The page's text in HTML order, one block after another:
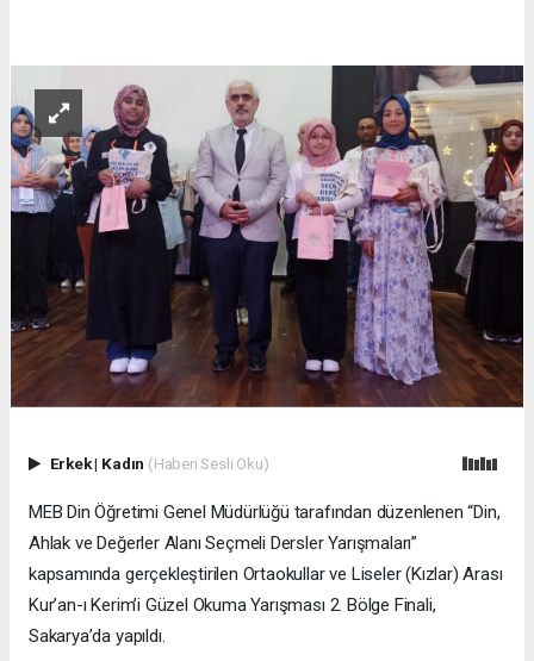
Erkek| Kadın (Haberi Sesli Oku)
MEB Din Öğretimi Genel Müdürlüğü tarafından düzenlenen “Din,
Ahlak ve Değerler Alanı Seçmeli Dersler Yarışmaları”
kapsamında gerçekleştirilen Ortaokullar ve Liseler (Kızlar) Arası
Kur’an-ı Kerim’i Güzel Okuma Yarışması 2. Bölge Finali,
Sakarya’da yapıldı.